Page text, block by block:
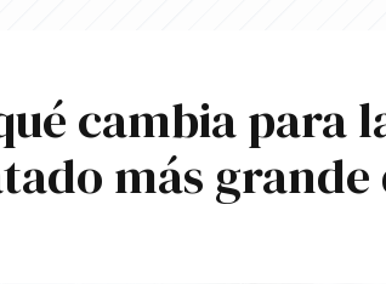
cambia para
más grande